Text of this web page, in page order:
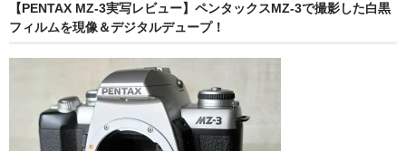
【PENTAX MZ-3実写レビュー】ペンタックスMZ-3で撮影した白黒
フィルムを現像＆デジタルデュープ！